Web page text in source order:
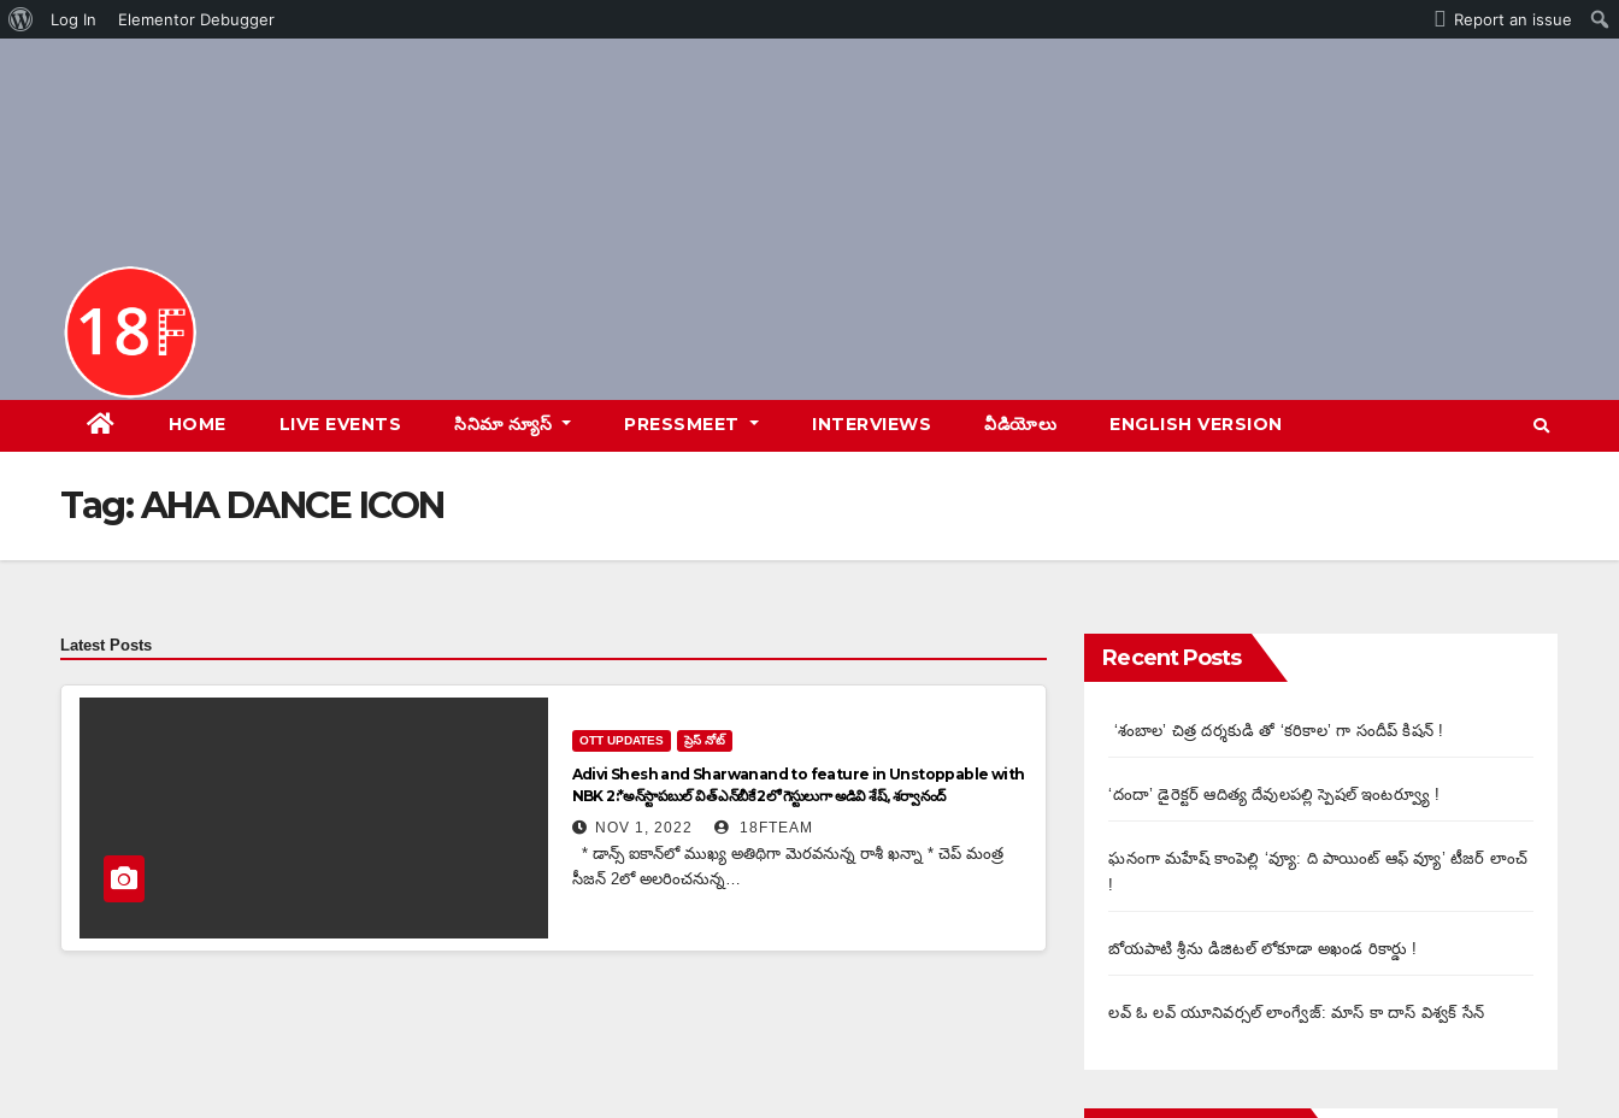
About
Log In Elementor Debugger Report an issue
HOME LIVE EVENTS సినిమా న్యూస్ PRESSMEET INTERVIEWS వీడియోలు ENGLISH VERSION
Tag:AHA DANCE ICON
Latest Posts
OTT UPDATES ప్రెస్ నోట్
Adivi Shesh and Sharwanand to feature in Unstoppable with
NBK 2:*అన్‌స్టాపబుల్ విత్ ఎన్‌బీకే 2లో గెస్టులుగా అడివి శేష్, శర్వానంద్
NOV 1, 2022 18FTEAM
* డాన్స్ ఐకాన్‌లో ముఖ్య అతిథిగా మెరవనున్న రాశీ ఖన్నా * చెప్ మంత్ర
సీజన్ 2లో అలరించనున్న…
Recent Posts
‘శంబాల’ చిత్ర దర్శకుడి తో ‘కరికాల’ గా సందీప్ కిషన్ !
‘దందా’ డైరెక్ట‌ర్ ఆదిత్య దేవులపల్లి స్పెషల్ ఇంటర్వ్యూ !
ఘనంగా మహేష్ కాంపెల్లి ‘వ్యూ: ది పాయింట్ ఆఫ్ వ్యూ’ టీజర్ లాంచ్
!
బోయపాటి శ్రీను డిజిటల్‌ లోకూడా అఖండ రికార్డు !
లవ్ ఓ లవ్ యూనివర్సల్ లాంగ్వేజ్‌: మాస్ కా దాస్ విశ్వక్ సేన్